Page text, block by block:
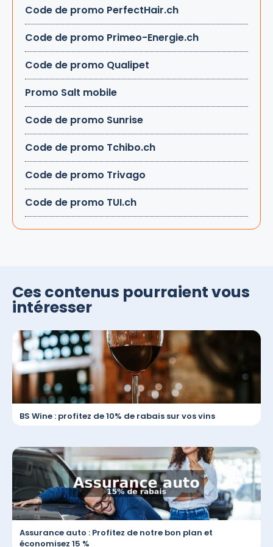
Code de promo PerfectHair.ch
Code de promo Primeo-Energie.ch
Code de promo Qualipet
Promo Salt mobile
Code de promo Sunrise
Code de promo Tchibo.ch
Code de promo Trivago
Code de promo TUI.ch
Ces contenus pourraient vous
intéresser
BS Wine : profitez de 10% de rabais sur vos vins
Assurance auto : Profitez de notre bon plan et
économisez 15 %